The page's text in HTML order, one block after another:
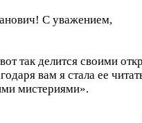
С уважением,
так делится своими
вам я стала ее
мистериями».